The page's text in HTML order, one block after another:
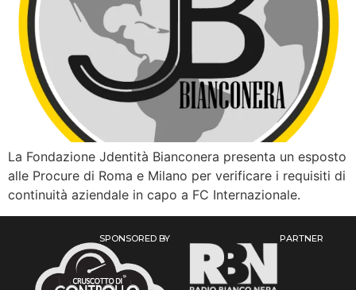
La Fondazione Jdentità Bianconera presenta un esposto
alle Procure di Roma e Milano per verificare i requisiti di
continuità aziendale in capo a FC Internazionale.
SPONSORED BY PARTNER